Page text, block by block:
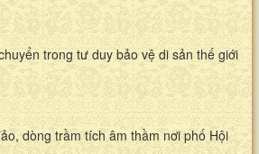
trong tư duy bảo vệ di sản thế giới
dòng trầm tích âm thầm nơi phố Hội